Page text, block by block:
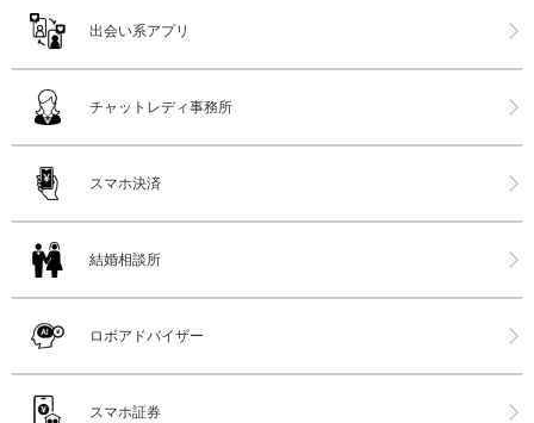
出会い系アプリ
チャットレディ事務所
スマホ決済
結婚相談所
ロボアドバイザー
スマホ証券